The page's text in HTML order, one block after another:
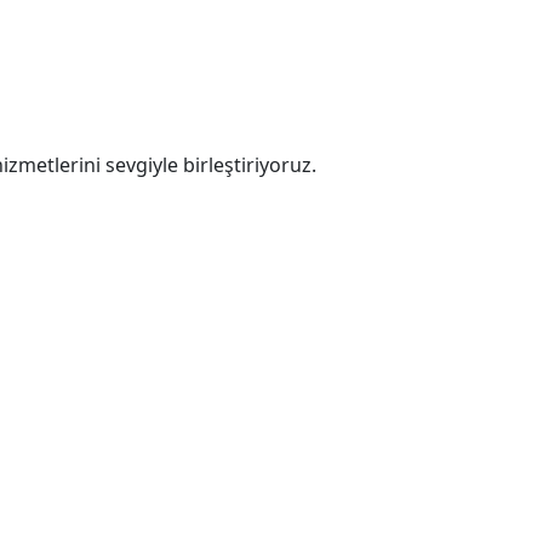
sevgiyle birleştiriyoruz.